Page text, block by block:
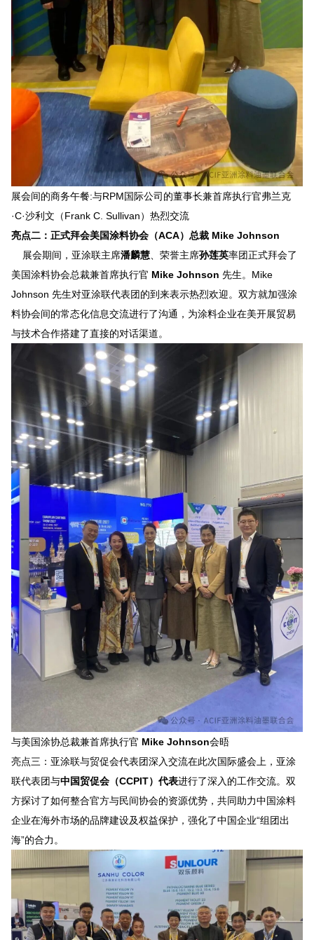
展会间的商务午餐:与RPM国际公司的董事长兼首席执行官弗兰克
·C·沙利文（Frank C. Sullivan）热烈交流
亮点二：正式拜会美国涂料协会（ACA）总裁 Mike Johnson
展会期间，亚涂联主席潘麟慧、荣誉主席孙莲英率团正式拜会了
美国涂料协会总裁兼首席执行官 Mike Johnson 先生。Mike
Johnson 先生对亚涂联代表团的到来表示热烈欢迎。双方就加强涂
料协会间的常态化信息交流进行了沟通，为涂料企业在美开展贸易
与技术合作搭建了直接的对话渠道。
与美国涂协总裁兼首席执行官 Mike Johnson会晤
亮点三：亚涂联与贸促会代表团深入交流在此次国际盛会上，亚涂
联代表团与中国贸促会（CCPIT）代表进行了深入的工作交流。双
方探讨了如何整合官方与民间协会的资源优势，共同助力中国涂料
企业在海外市场的品牌建设及权益保护，强化了中国企业“组团出
海”的合力。